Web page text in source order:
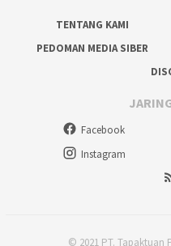
TENTANG KAMI
PEDOMAN MEDIA SIBER
Facebook
Instagram
© 2021 PT. Tapaktuan